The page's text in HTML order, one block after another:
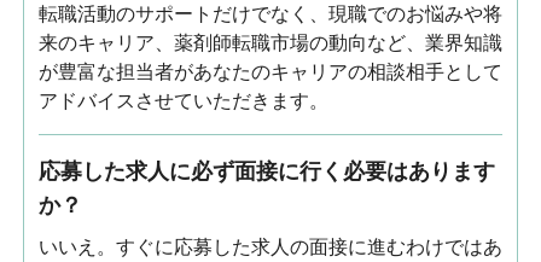
転職活動のサポートだけでなく、現職でのお悩みや将
来のキャリア、薬剤師転職市場の動向など、業界知識
が豊富な担当者があなたのキャリアの相談相手として
アドバイスさせていただきます。
応募した求人に必ず面接に行く必要はあります
か？
いいえ。すぐに応募した求人の面接に進むわけではあ